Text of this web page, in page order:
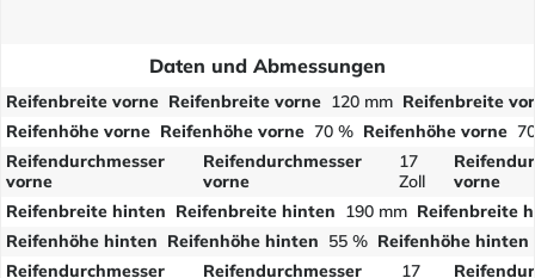
Daten und Abmessungen
Reifenbreite vorne Reifenbreite vorne 120 mm Reifenbreite
Reifenhöhe vorne Reifenhöhe vorne 70 % Reifenhöhe vorne
Reifendurchmesser
vorne
Reifendurchmesser
vorne
17
Zoll
vorne
Reifenbreite hinten Reifenbreite hinten 190 mm Reifenbreite
Reifenhöhe hinten Reifenhöhe hinten 55 % Reifenhöhe hinten
Reifendurchmesser
Reifendurchmesser
17